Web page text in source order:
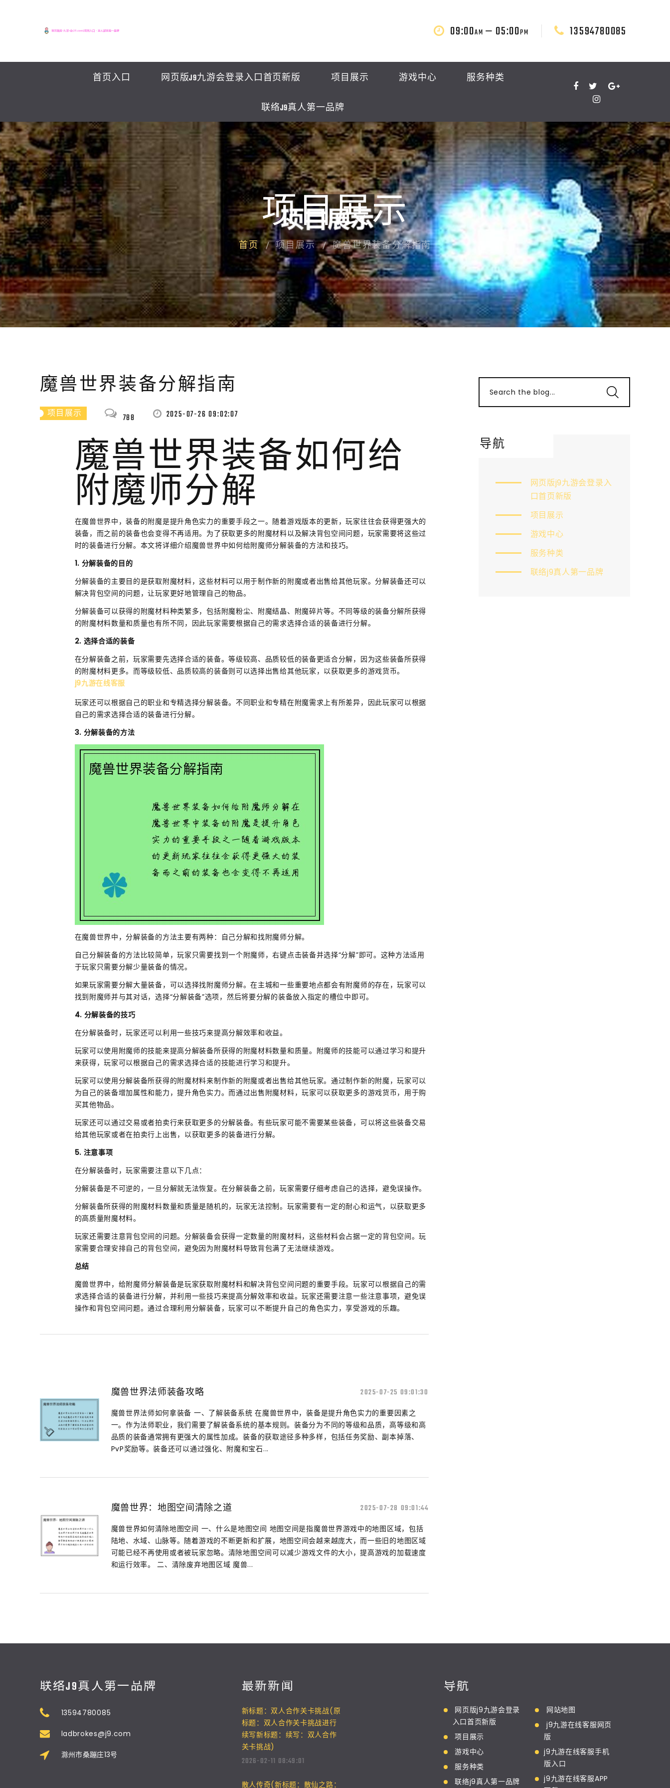
09:00AM — 05:00PM 13594780085
首页入口 网页版J9九游会登录入口首页新版 项目展示 游戏中心 服务种类
联络J9真人第一品牌
项目展示
首页 项目展示 魔兽世界装备分解指南
魔兽世界装备分解指南
项目展示 788 2025-07-26 09:02:07
魔兽世界装备如何给
附魔师分解
在魔兽世界中，装备的附魔是提升角色实力的重要手段之一。随着游戏版本的更新，玩家往往会获得更强大的
装备，而之前的装备也会变得不再适用。为了获取更多的附魔材料以及解决背包空间问题，玩家需要将这些过
时的装备进行分解。本文将详细介绍魔兽世界中如何给附魔师分解装备的方法和技巧。
1. 分解装备的目的
分解装备的主要目的是获取附魔材料，这些材料可以用于制作新的附魔或者出售给其他玩家。分解装备还可以
解决背包空间的问题，让玩家更好地管理自己的物品。
分解装备可以获得的附魔材料种类繁多，包括附魔粉尘、附魔结晶、附魔碎片等。不同等级的装备分解所获得
的附魔材料数量和质量也有所不同，因此玩家需要根据自己的需求选择合适的装备进行分解。
2. 选择合适的装备
在分解装备之前，玩家需要先选择合适的装备。等级较高、品质较低的装备更适合分解，因为这些装备所获得
的附魔材料更多。而等级较低、品质较高的装备则可以选择出售给其他玩家，以获取更多的游戏货币。
j9九游在线客服
玩家还可以根据自己的职业和专精选择分解装备。不同职业和专精在附魔需求上有所差异，因此玩家可以根据
自己的需求选择合适的装备进行分解。
3. 分解装备的方法
在魔兽世界中，分解装备的方法主要有两种：自己分解和找附魔师分解。
自己分解装备的方法比较简单，玩家只需要找到一个附魔师，右键点击装备并选择“分解”即可。这种方法适用
于玩家只需要分解少量装备的情况。
如果玩家需要分解大量装备，可以选择找附魔师分解。在主城和一些重要地点都会有附魔师的存在，玩家可以
找到附魔师并与其对话，选择“分解装备”选项，然后将要分解的装备放入指定的槽位中即可。
4. 分解装备的技巧
在分解装备时，玩家还可以利用一些技巧来提高分解效率和收益。
玩家可以使用附魔师的技能来提高分解装备所获得的附魔材料数量和质量。附魔师的技能可以通过学习和提升
来获得，玩家可以根据自己的需求选择合适的技能进行学习和提升。
玩家可以使用分解装备所获得的附魔材料来制作新的附魔或者出售给其他玩家。通过制作新的附魔，玩家可以
为自己的装备增加属性和能力，提升角色实力。而通过出售附魔材料，玩家可以获取更多的游戏货币，用于购
买其他物品。
玩家还可以通过交易或者拍卖行来获取更多的分解装备。有些玩家可能不需要某些装备，可以将这些装备交易
给其他玩家或者在拍卖行上出售，以获取更多的装备进行分解。
5. 注意事项
在分解装备时，玩家需要注意以下几点：
分解装备是不可逆的，一旦分解就无法恢复。在分解装备之前，玩家需要仔细考虑自己的选择，避免误操作。
分解装备所获得的附魔材料数量和质量是随机的，玩家无法控制。玩家需要有一定的耐心和运气，以获取更多
的高质量附魔材料。
玩家还需要注意背包空间的问题。分解装备会获得一定数量的附魔材料，这些材料会占据一定的背包空间。玩
家需要合理安排自己的背包空间，避免因为附魔材料导致背包满了无法继续游戏。
总结
魔兽世界中，给附魔师分解装备是玩家获取附魔材料和解决背包空间问题的重要手段。玩家可以根据自己的需
求选择合适的装备进行分解，并利用一些技巧来提高分解效率和收益。玩家还需要注意一些注意事项，避免误
操作和背包空间问题。通过合理利用分解装备，玩家可以不断提升自己的角色实力，享受游戏的乐趣。
魔兽世界法师装备攻略 2025-07-25 09:01:30
魔兽世界法师如何拿装备 一、了解装备系统 在魔兽世界中，装备是提升角色实力的重要因素之
一。作为法师职业，我们需要了解装备系统的基本规则。装备分为不同的等级和品质，高等级和高
品质的装备通常拥有更强大的属性加成。装备的获取途径多种多样，包括任务奖励、副本掉落、
PvP奖励等。装备还可以通过强化、附魔和宝石...
魔兽世界：地图空间清除之道 2025-07-28 09:01:44
魔兽世界如何清除地图空间 一、什么是地图空间 地图空间是指魔兽世界游戏中的地图区域，包括
陆地、水域、山脉等。随着游戏的不断更新和扩展，地图空间会越来越庞大，而一些旧的地图区域
可能已经不再使用或者被玩家忽略。清除地图空间可以减少游戏文件的大小，提高游戏的加载速度
和运行效率。 二、清除废弃地图区域 魔兽...
Search the blog...
导航
网页版j9九游会登录入
口首页新版
项目展示
游戏中心
服务种类
联络j9真人第一品牌
联络J9真人第一品牌
13594780085
ladbrokes@j9.com
滁州市桑蹦庄13号
最新新闻
新标题：双人合作关卡挑战(原
标题：双人合作关卡挑战进行
续写新标题：续写：双人合作
关卡挑战)
2026-02-11 08:49:01
散人传奇(新标题：散仙之路：
导航
网页版j9九游会登录
入口首页新版
项目展示
游戏中心
服务种类
联络j9真人第一品牌
网站地图
j9九游在线客服网页
版
j9九游在线客服手机
版入口
j9九游在线客服APP